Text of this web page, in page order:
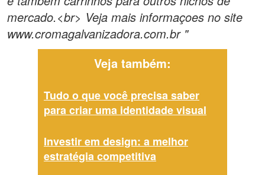
mercado.<br> Veja mais informaçoes no site
www.cromagalvanizadora.com.br "
Veja também:
Tudo o que você precisa saber
para criar uma identidade visual
Investir em design: a melhor
estratégia competitiva